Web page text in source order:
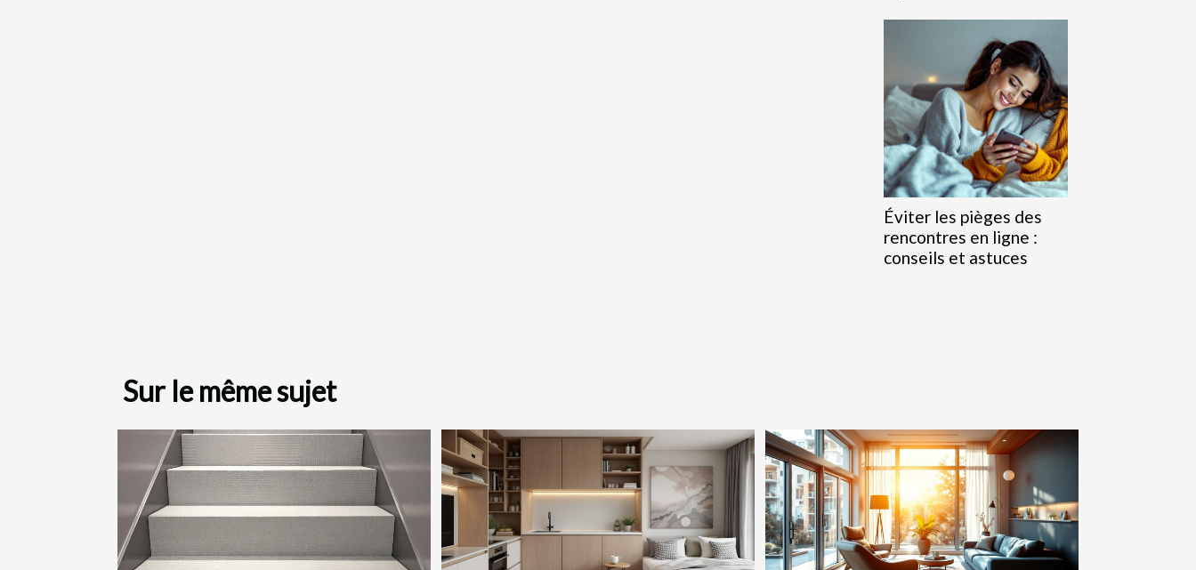
Éviter les pièges des
rencontres en ligne :
conseils et astuces
Sur le même sujet